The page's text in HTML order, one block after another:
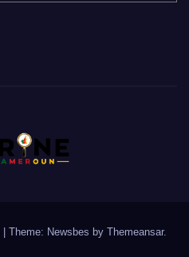
Theme: Newsbes by Themeansar.